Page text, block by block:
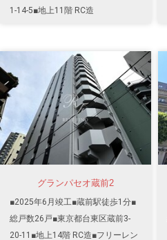
1-14-5■地上11階 RC造
グランパセオ蔵前2
■2025年6月竣工■蔵前駅徒歩1分■
総戸数26戸■東京都台東区蔵前3-
20-11■地上14階 RC造■フリーレン